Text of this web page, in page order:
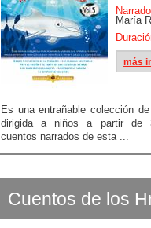
María
más
Es una entrañable colección
dirigida a niños a partir de
cuentos narrados de esta ...
Cuentos de los